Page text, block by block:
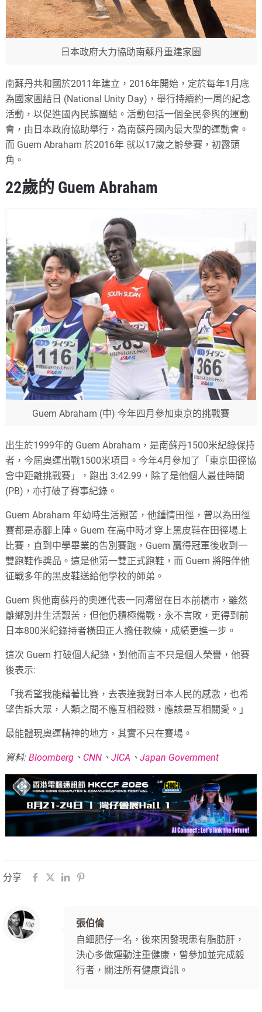
日本政府大力協助南蘇丹重建家園
南蘇丹共和國於2011年建立，2016年開始，定於每年1月底
為國家團結日 (National Unity Day)，舉行持續約一周的紀念
活動，以促進國內民族團結。活動包括一個全民參與的運動
會，由日本政府協助舉行，為南蘇丹國內最大型的運動會。
而 Guem Abraham 於2016年 就以17歲之齡參賽，初露頭
角。
22歲的 Guem Abraham
Guem Abraham (中) 今年四月參加東京的挑戰賽
出生於1999年的 Guem Abraham，是南蘇丹1500米紀錄保持
者，今屆奧運出戰1500米項目。今年4月參加了「東京田徑協
會中距離挑戰賽」，跑出 3:42.99，除了是他個人最佳時間
(PB)，亦打破了賽事紀錄。
Guem Abraham 年幼時生活艱苦，他鍾情田徑，曾以為田徑
賽都是赤腳上陣。Guem 在高中時才穿上黑皮鞋在田徑場上
比賽，直到中學畢業的告別賽跑，Guem 贏得冠軍後收到一
雙跑鞋作獎品。這是他第一雙正式跑鞋，而 Guem 將陪伴他
征戰多年的黑皮鞋送給他學校的師弟。
Guem 與他南蘇丹的奧運代表一同滯留在日本前橋市，雖然
離鄉別井生活艱苦，但他仍積極備戰，永不言敗，更得到前
日本800米紀錄持者橫田正人擔任教練，成績更進一步。
這次 Guem 打破個人紀錄，對他而言不只是個人榮譽，他賽
後表示:
「我希望我能藉著比賽，去表達我對日本人民的感激，也希
望告訴大眾，人類之間不應互相殺戮，應該是互相關愛。」
最能體現奧運精神的地方，其實不只在賽場。
資料:Bloomberg 、 CNN 、JICA 、Japan Government
分享
張伯倫
自細肥仔一名，後來因發現患有脂肪肝，
決心多做運動注重健康，曾參加並完成毅
行者，關注所有健康資訊。